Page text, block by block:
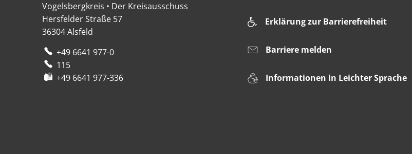
Vogelsbergkreis • Der Kreisausschuss
Hersfelder Straße 57
36304Alsfeld
+49 6641 977-0
115
+49 6641 977-336
Erklärung zur Barrierefreiheit
Barriere melden
Informationen in Leichter Sprache